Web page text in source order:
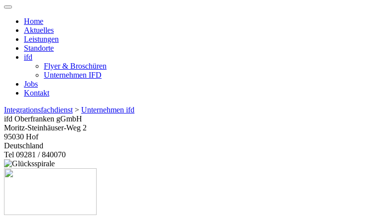
Home
Aktuelles
Leistungen
Standorte
ifd
Flyer & Broschüren
Unternehmen IFD
Jobs
Kontakt
Integrationsfachdienst > Unternehmen ifd
ifd Oberfranken gGmbH
Moritz-Steinhäuser-Weg 2
95030 Hof
Deutschland
Tel 09281 / 840070